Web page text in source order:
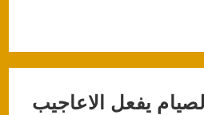
يفعل الاعاجيب